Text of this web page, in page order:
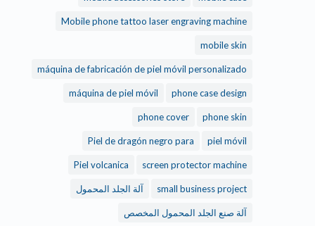
Mobile phone tattoo laser engraving machine
mobile skin
máquina de fabricación de piel móvil personalizado
máquina de piel móvil phone case design
phone cover phone skin
Piel de dragón negro para
Piel volcanica screen protector machine
small business project آلة الجلد المحمول
آلة صنع الجلد المحمول المخصص